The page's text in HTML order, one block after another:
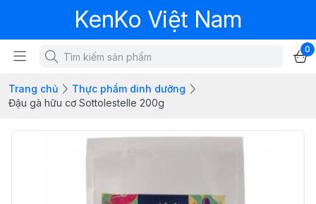
KenKo Việt Nam
0
Trang chủ
Thực phẩm dinh dưỡng
Đậu gà hữu cơ Sottolestelle 200g